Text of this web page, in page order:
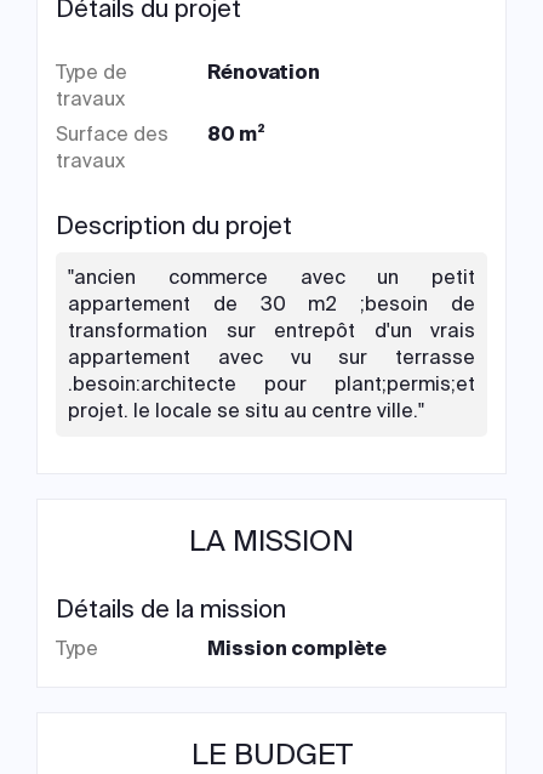
Détails du projet
Type de
travaux
Rénovation
Surface des
travaux
80 m²
Description du projet
"ancien commerce avec un petit
appartement de 30 m2 ;besoin de
transformation sur entrepôt d'un vrais
appartement avec vu sur terrasse
.besoin:architecte pour plant;permis;et
projet. le locale se situ au centre ville."
LA MISSION
Détails de la mission
Type Mission complète
LE BUDGET